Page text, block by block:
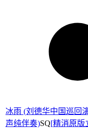
冰雨 (刘德华中国巡回
声纯伴奏)SQ[精消原版